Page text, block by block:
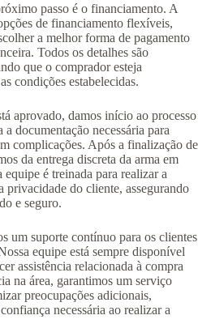
passo é o financiamento. A
de financiamento flexíveis,
a melhor forma de pagamento
Todos os detalhes são
que o comprador esteja
condições estabelecidas.
aprovado, damos início ao processo
documentação necessária para
complicações. Após a finalização de
da entrega discreta da arma em
é treinada para realizar a
privacidade do cliente, assegurando
e seguro.
um suporte contínuo para os clientes
equipe está sempre disponível
assistência relacionada à compra
na área, garantimos um serviço
preocupações adicionais,
necessária ao realizar a